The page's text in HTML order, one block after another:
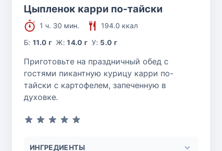
Цыпленок карри по-тайски
1 ч. 30 мин.
194.0 ккал
Б:11.0 г Ж:14.0 г У: 5.0 г
Приготовьте на праздничный обед с
гостями пикантную курицу карри по-
тайски с картофелем, запеченную в
духовке.
ИНГРЕДИЕНТЫ